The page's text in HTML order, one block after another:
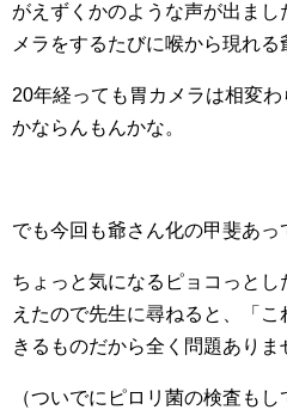
がえずくかのような声が出ま
メラをするたびに喉から現れる
20年経っても胃カメラは相変
かならんもんかな。
でも今回も爺さん化の甲斐あっ
ちょっと気になるピョコっと
えたので先生に尋ねると、「
きるものだから全く問題ありま
（ついでにピロリ菌の検査も